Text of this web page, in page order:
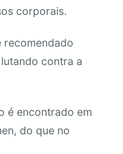
corporais.
recomendado
contra a
é encontrado em
do que no